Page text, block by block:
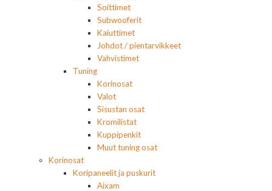
Soittimet
Subwooferit
Kaiuttimet
Johdot / pientarvikkeet
Vahvistimet
Tuning
Korinosat
Valot
Sisustan osat
Kromilistat
Kuppipenkit
Muut tuning osat
Korinosat
Koripaneelit ja puskurit
Aixam